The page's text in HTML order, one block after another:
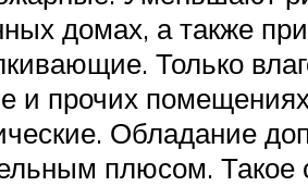
домах, а также
Только
и прочих
Обладание
плюсом. Такое